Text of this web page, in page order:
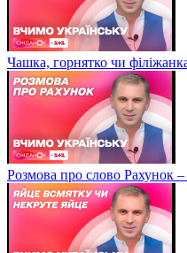
Чашка, горнятко чи
Розмова про слово Рахунок